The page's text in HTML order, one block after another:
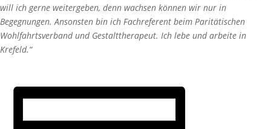
will ich gerne weitergeben, denn wachsen können wir nur in
Begegnungen. Ansonsten bin ich Fachreferent beim Paritätischen
Wohlfahrtsverband und Gestalttherapeut. Ich lebe und arbeite in
Krefeld.“